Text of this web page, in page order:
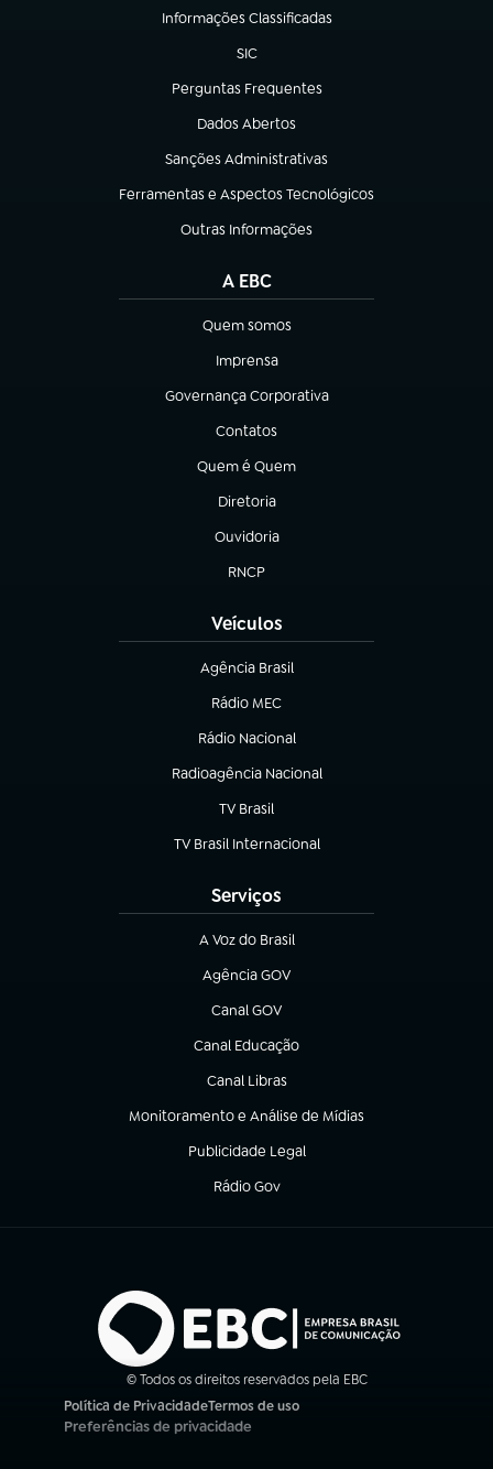
Informações Classificadas
(abre em nova aba)
SIC
(abre em nova aba)
Perguntas Frequentes
(abre em nova aba)
Dados Abertos
(abre em nova aba)
Sanções Administrativas
(abre em nova aba)
Ferramentas e Aspectos Tecnológicos
(abre em nova aba)
Outras Informações
(abre em nova aba)
A EBC
Quem somos
(abre em nova aba)
Imprensa
(abre em nova aba)
Governança Corporativa
(abre em nova aba)
Contatos
(abre em nova aba)
Quem é Quem
(abre em nova aba)
Diretoria
(abre em nova aba)
Ouvidoria
(abre em nova aba)
RNCP
(abre em nova aba)
Veículos
Agência Brasil
(abre em nova aba)
Rádio MEC
Rádio Nacional
(abre em nova aba)
Radioagência Nacional
(abre em nova aba)
TV Brasil
(abre em nova aba)
TV Brasil Internacional
(abre em nova aba)
Serviços
A Voz do Brasil
(abre em nova aba)
Agência GOV
(abre em nova aba)
Canal GOV
(abre em nova aba)
Canal Educação
(abre em nova aba)
Canal Libras
(abre em nova aba)
Monitoramento e Análise de Mídias
(abre em nova aba)
Publicidade Legal
(abre em nova aba)
Rádio Gov
(abre em nova aba)
© Todos os direitos reservados pela EBC
Política de Privacidade
(abre em nova aba)
Termos de uso
(abre em nova aba)
Preferências de privacidade